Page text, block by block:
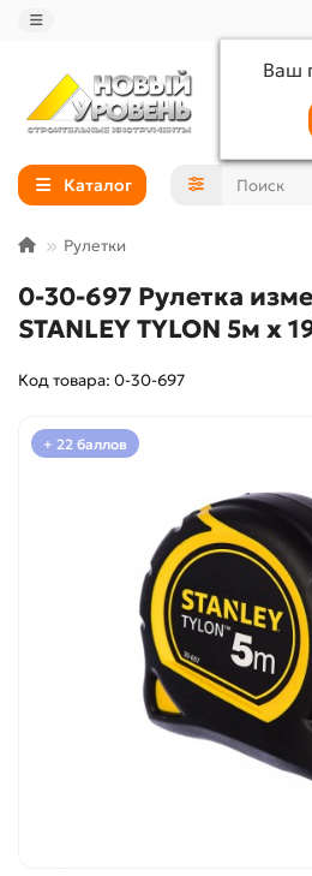
Ваш
Каталог
Рулетки
0-30-697 Рулетка
STANLEY TYLON 5м х
Код товара: 0-30-697
+ 22 баллов